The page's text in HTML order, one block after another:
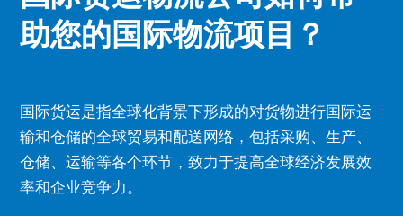
助您的国际物流项目？
国际货运是指全球化背景下形成的对货物进行国际运
输和仓储的全球贸易和配送网络，包括采购、生产、
仓储、运输等各个环节，致力于提高全球经济发展效
率和企业竞争力。